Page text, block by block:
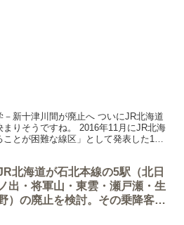
新十津川間が廃止へ ついにJR北海道
りそうですね。 2016年11月にJR北海
とが困難な線区」として発表した10
北海道が石北本線の5駅（北日
出・将軍山・東雲・瀬戸瀬・生
）の廃止を検討。その乗降客数